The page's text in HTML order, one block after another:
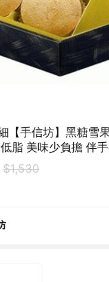
【手信坊】黑糖雪
脂 美味少負擔 伴
$1,530